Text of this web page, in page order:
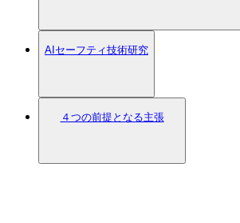
AIセーフティ技術研究
４つの前提となる主張